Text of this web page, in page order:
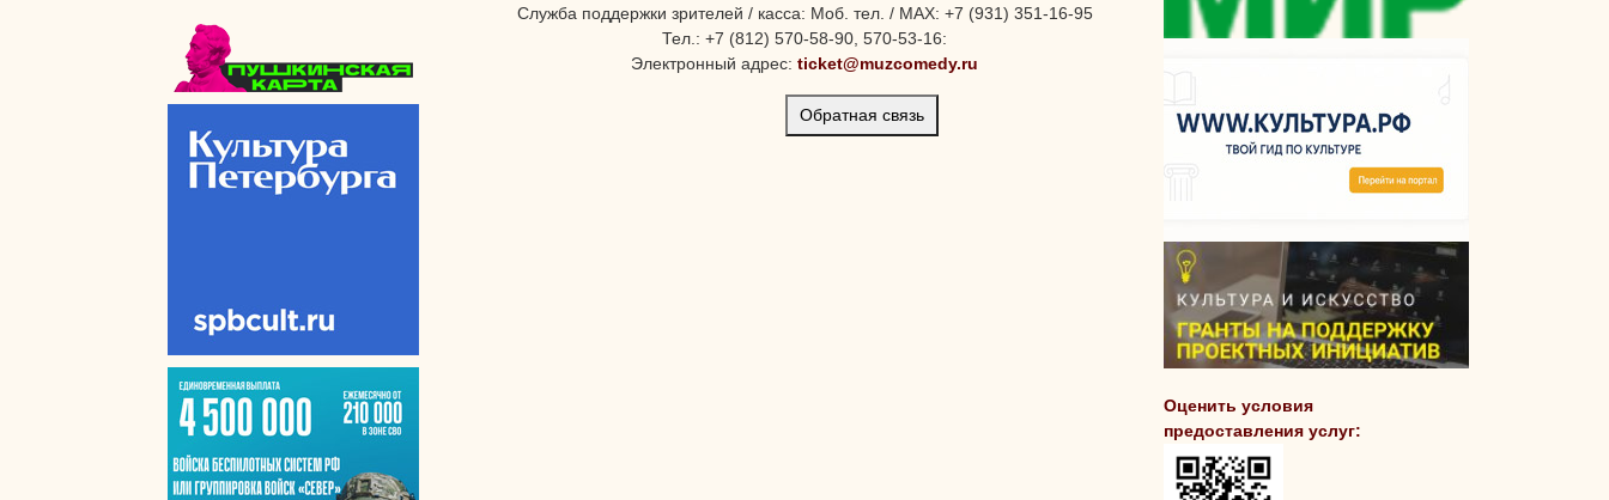
Служба поддержки зрителей / касса: Моб. тел. / MAX: +7 (931) 351-16-95
Тел.: +7 (812) 570-58-90, 570-53-16:
Электронный адрес: ticket@muzcomedy.ru
Обратная связь
Оценить условия
предоставления услуг: